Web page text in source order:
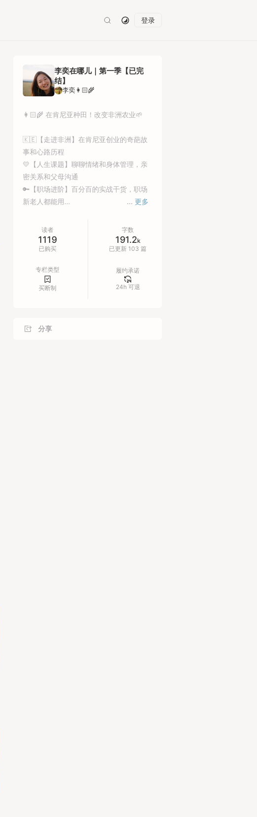
登录
李奕在哪儿｜第一季【已完
结】
李奕👩🏻‍🌾
👩🏻‍🌾 在肯尼亚种田！改变非洲农业🌱
🇰🇪【走进非洲】在肯尼亚创业的奇葩故
事和心路历程
💛【人生课题】聊聊情绪和身体管理，亲
密关系和父母沟通
🔑【职场进阶】百分百的实战干货，职场
新老人都能用
能改变人生的底层信念
🍅 如果把公众号文章比喻为农场上丰收的
个过程：育苗，栽种，除草，施肥，收
获。虽然每个人都有自己独一无二的农场
... 更多
读者
1119
已购买
字数
191.2k
已更新 103 篇
专栏类型
买断制
履约承诺
24h 可退
分享